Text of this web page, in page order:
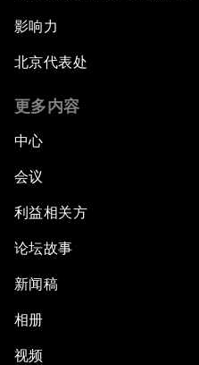
影响力
北京代表处
更多内容
中心
会议
利益相关方
论坛故事
新闻稿
相册
视频